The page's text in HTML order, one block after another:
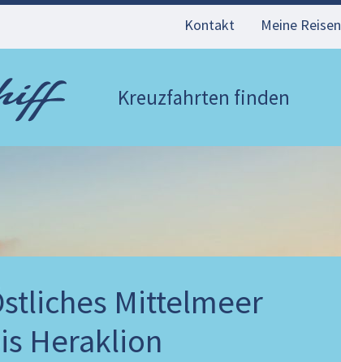
Kontakt Meine Reisen
Kreuzfahrten finden
Mittelmeer
Heraklion